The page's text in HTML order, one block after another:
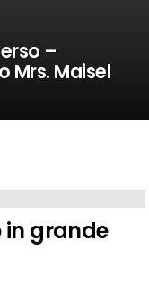
–
Mrs. Maisel
in grande